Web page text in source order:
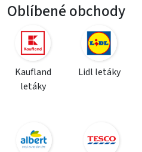
Oblíbené obchody
Kaufland
letáky
Lidl letáky